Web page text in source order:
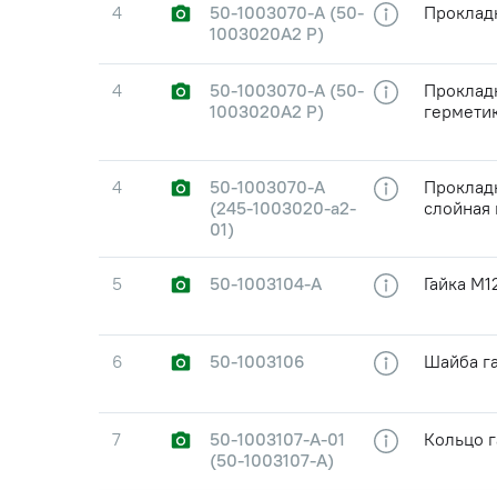
4
50-1003070-А (50-
1003020А2 Р)
4
50-1003070-А (50-
1003020А2 Р)
4
50-1003070-А
(245-1003020-а2-
01)
слойная
5 50-1003104-А Гайка
6 50-1003106 Шайба
7
50-1003107-А-01
(50-1003107-А)
Кольцо